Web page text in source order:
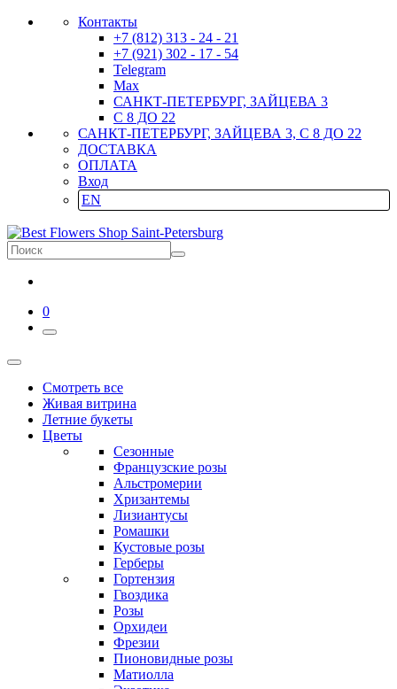
Контакты
+7 (812) 313 - 24 - 21
+7 (921) 302 - 17 - 54
Telegram
Max
САНКТ-ПЕТЕРБУРГ, ЗАЙЦЕВА 3
С 8 ДО 22
САНКТ-ПЕТЕРБУРГ, ЗАЙЦЕВА 3, С 8 ДО 22
ДОСТАВКА
ОПЛАТА
Вход
EN
0
Смотреть все
Живая витрина
Летние букеты
Цветы
Сезонные
Французские розы
Альстромерии
Хризантемы
Лизиантусы
Ромашки
Кустовые розы
Герберы
Гортензия
Гвоздика
Розы
Орхидеи
Фрезии
Пионовидные розы
Матиолла